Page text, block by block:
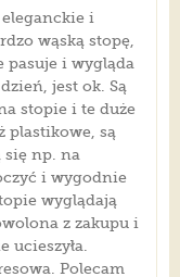
i
wąską stopę,
pasuje i wygląda
jest ok. Są
stopie i te duże
plastikowe, są
się np. na
i wygodnie
wyglądają
z zakupu i
ucieszyła.
Polecam